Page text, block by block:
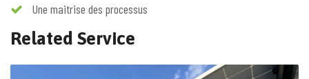
Une maitrise des processus
Related Service